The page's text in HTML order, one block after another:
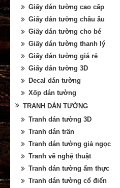
Giấy dán tường cao cấp
Giấy dán tường châu âu
Giấy dán tường cho bé
Giấy dán tường thanh lý
Giấy dán tường giá rẻ
Giấy dán tường 3D
Decal dán tường
Xốp dán tường
TRANH DÁN TƯỜNG
Tranh dán tường 3D
Tranh dán trần
Tranh dán tường giả ngọc
Tranh vẽ nghệ thuật
Tranh dán tường ẩm thực
Tranh dán tường cổ điển